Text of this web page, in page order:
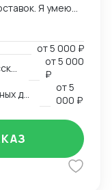
Я умею
вопросы,
Могу
торговле.
от5 000 ₽
от5 000
₽
от5
000 ₽